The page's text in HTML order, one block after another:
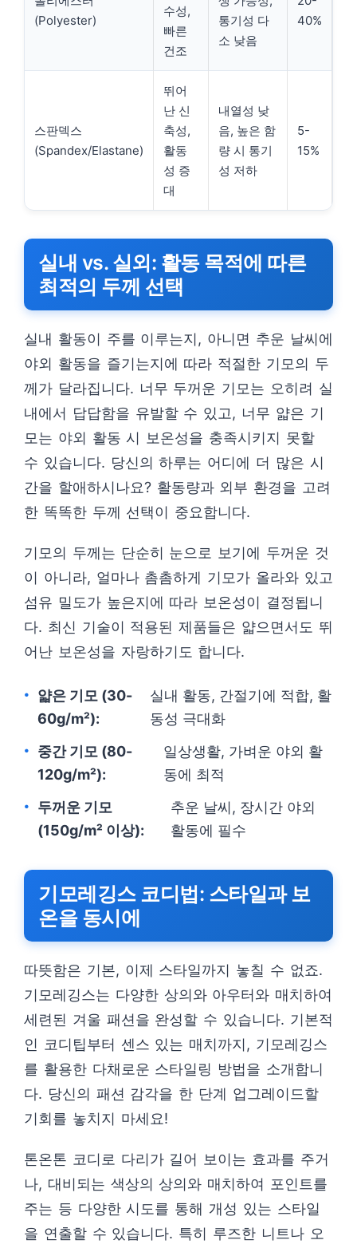
(Polyester)
수성,
빠른
건조
통기성 다
소 낮음
40%
스판덱스
(Spandex/Elastane)
뛰어
난 신
축성,
활동
성 증
대
내열성 낮
음, 높은 함
량 시 통기
성 저하
5-
15%
실내 vs. 실외: 활동 목적에 따른
최적의 두께 선택
실내 활동이 주를 이루는지, 아니면 추운 날씨에
야외 활동을 즐기는지에 따라 적절한 기모의 두
께가 달라집니다. 너무 두꺼운 기모는 오히려 실
내에서 답답함을 유발할 수 있고, 너무 얇은 기
모는 야외 활동 시 보온성을 충족시키지 못할
수 있습니다. 당신의 하루는 어디에 더 많은 시
간을 할애하시나요? 활동량과 외부 환경을 고려
한 똑똑한 두께 선택이 중요합니다.
기모의 두께는 단순히 눈으로 보기에 두꺼운 것
이 아니라, 얼마나 촘촘하게 기모가 올라와 있고
섬유 밀도가 높은지에 따라 보온성이 결정됩니
다. 최신 기술이 적용된 제품들은 얇으면서도 뛰
어난 보온성을 자랑하기도 합니다.
얇은 기모 (30-
60g/m²):
실내 활동, 간절기에 적합, 활
동성 극대화
중간 기모 (80-
120g/m²):
일상생활, 가벼운 야외 활
동에 최적
두꺼운 기모
(150g/m² 이상):
추운 날씨, 장시간 야외
활동에 필수
기모레깅스 코디법: 스타일과 보
온을 동시에
따뜻함은 기본, 이제 스타일까지 놓칠 수 없죠.
기모레깅스는 다양한 상의와 아우터와 매치하여
세련된 겨울 패션을 완성할 수 있습니다. 기본적
인 코디팁부터 센스 있는 매치까지, 기모레깅스
를 활용한 다채로운 스타일링 방법을 소개합니
다. 당신의 패션 감각을 한 단계 업그레이드할
기회를 놓치지 마세요!
톤온톤 코디로 다리가 길어 보이는 효과를 주거
나, 대비되는 색상의 상의와 매치하여 포인트를
주는 등 다양한 시도를 통해 개성 있는 스타일
을 연출할 수 있습니다. 특히 루즈한 니트나 오